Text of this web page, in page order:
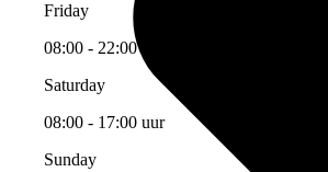
Friday
08:00 - 22:00 uur
Saturday
08:00 - 17:00 uur
Sunday